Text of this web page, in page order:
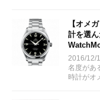
【オメ
計を選
2016/12/
名度があ
時計がオ